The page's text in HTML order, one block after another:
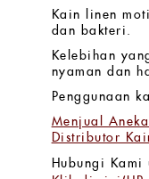
Kain linen
dan bakteri.
Kelebihan
nyaman dan
Penggunaan
Menjual
Distributor
Hubungi Kami